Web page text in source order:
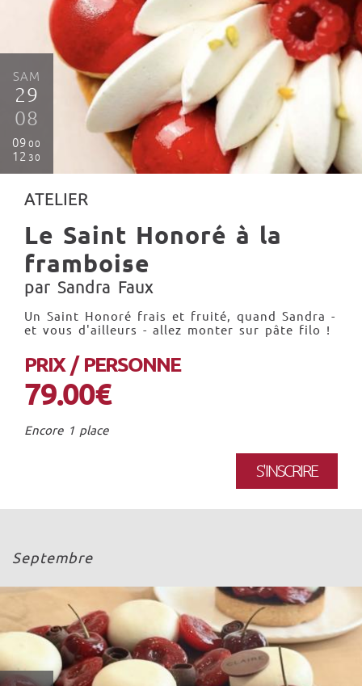
SAM
29
08
09 00
12 30
ATELIER
Le Saint Honoré à la
framboise
par Sandra Faux
Un Saint Honoré frais et fruité, quand Sandra -
et vous d'ailleurs - allez monter sur pâte filo !
PRIX / PERSONNE
79.00€
Encore 1 place
S'INSCRIRE
Septembre